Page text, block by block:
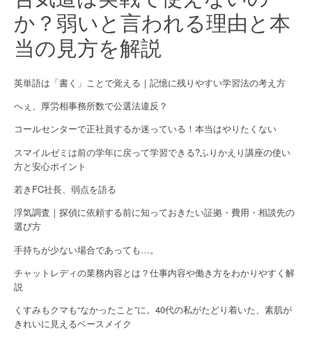
か？弱いと言われる理由と本
当の見方を解説
英単語は「書く」ことで覚える｜記憶に残りやすい学習法の考え方
へぇ、厚労相事務所数で公選法違反？
コールセンターで正社員するか迷っている！本当はやりたくない
スマイルゼミは前の学年に戻って学習できる?ふりかえり講座の使い
方と安心ポイント
若きFC社長、弱点を語る
浮気調査｜探偵に依頼する前に知っておきたい証拠・費用・相談先の
選び方
手持ちが少ない場合であっても…。
チャットレディの業務内容とは？仕事内容や働き方をわかりやすく解
説
くすみもクマも“なかったこと”に。40代の私がたどり着いた、素肌が
きれいに見えるベースメイク